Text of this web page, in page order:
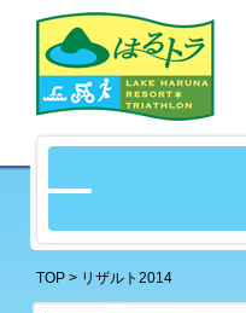
TOP > リザルト2014